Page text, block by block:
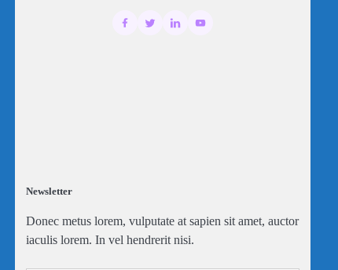
Newsletter
Donec metus lorem, vulputate at sapien sit amet, auctor
iaculis lorem. In vel hendrerit nisi.